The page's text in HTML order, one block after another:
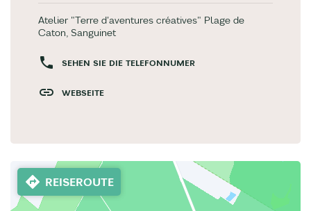
Atelier "Terre d'aventures créatives" Plage de
Caton, Sanguinet
SEHEN SIE DIE TELEFONNUMER
WEBSEITE
REISEROUTE